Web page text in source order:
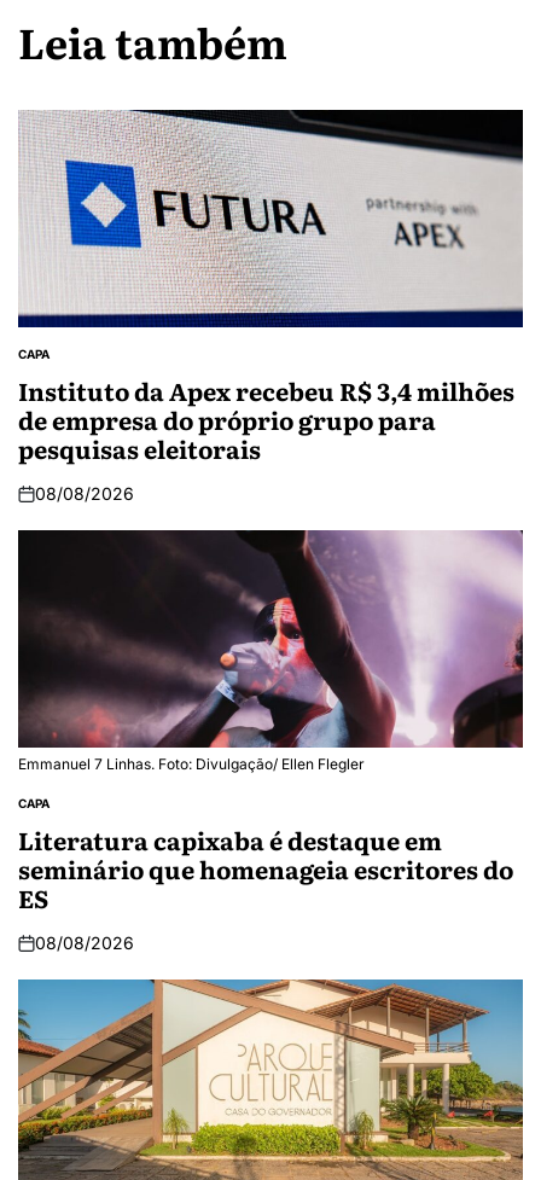
Leia também
CAPA
Instituto da Apex recebeu R$ 3,4 milhões
de empresa do próprio grupo para
pesquisas eleitorais
08/08/2026
Emmanuel 7 Linhas. Foto: Divulgação/ Ellen Flegler
CAPA
Literatura capixaba é destaque em
seminário que homenageia escritores do
ES
08/08/2026